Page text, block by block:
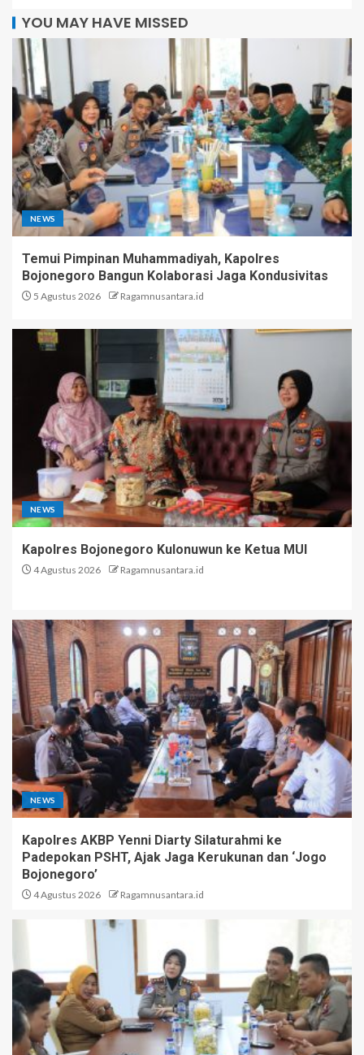
YOU MAY HAVE MISSED
NEWS
Temui Pimpinan Muhammadiyah, Kapolres
Bojonegoro Bangun Kolaborasi Jaga Kondusivitas
5 Agustus 2026 Ragamnusantara.id
NEWS
Kapolres Bojonegoro Kulonuwun ke Ketua MUI
4 Agustus 2026 Ragamnusantara.id
NEWS
Kapolres AKBP Yenni Diarty Silaturahmi ke
Padepokan PSHT, Ajak Jaga Kerukunan dan ‘Jogo
Bojonegoro’
4 Agustus 2026 Ragamnusantara.id